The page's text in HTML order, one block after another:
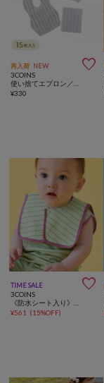
再入荷 NEW 
3COINS
¥330
TIME SALE 
3COINS
¥561 (15%OFF)